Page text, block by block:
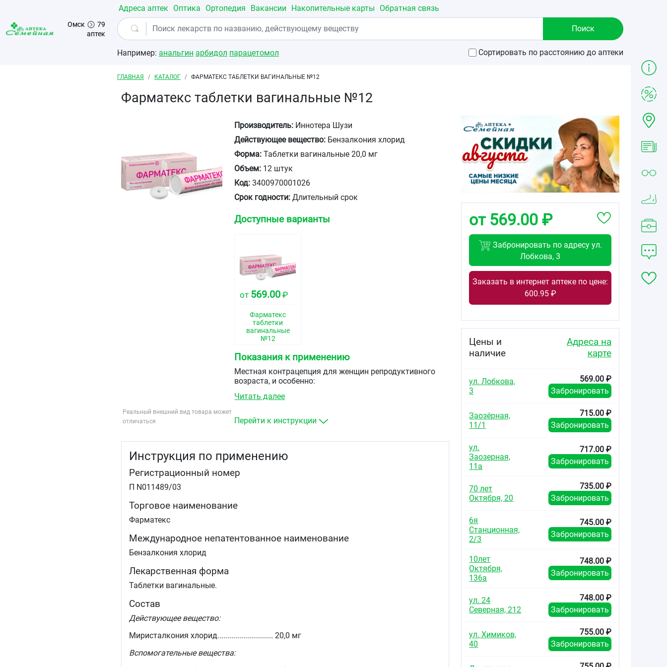
Перейти к основному содержанию
Омск
79
аптек
Адреса аптек Оптика Ортопедия Вакансии Накопительные карты Обратная связь
Например: анальгин арбидол парацетомол Сортировать по расстоянию до аптеки
Строка навигации
ГЛАВНАЯ КАТАЛОГ ФАРМАТЕКС ТАБЛЕТКИ ВАГИНАЛЬНЫЕ №12
Фарматекс таблетки вагинальные №12
Реальный внешний вид товара может
отличаться
Производитель: Иннотера Шузи
Действующее вещество: Бензалкония хлорид
Форма: Таблетки вагинальные 20,0 мг
Объем: 12 штук
Код: 3400970001026
Срок годности: Длительный срок
Доступные варианты
от 569.00 ₽
Фарматекс
таблетки
вагинальные
№12
Показания к применению
Местная контрацепция для женщин репродуктивного
возраста, и особенно:
при наличии противопоказаний к применению
контрацепции
в послеродовом периоде, лактации
нерегулярных половых контактах
внутриматочной спирали.
Читать далее
Перейти к инструкции
Инструкция по применению
Регистрационный номер
П N011489/03
Торговое наименование
Фарматекс
Международное непатентованное наименование
Бензалкония хлорид
Лекарственная форма
Таблетки вагинальные.
Состав
Действующее вещество:
Миристалкония хлорид............................ 20,0 мг
Вспомогательные вещества:
от 569.00 ₽
Забронировать по адресу ул.
Лобкова, 3
Заказать в интернет аптеке по цене:
600.95 ₽
Цены и
наличие
Адреса на
карте
ул. Лобкова,
3
569.00 ₽
Забронировать
Заозёрная,
11/1
715.00 ₽
Забронировать
ул.
Заозерная,
11а
717.00 ₽
Забронировать
70 лет
Октября, 20
735.00 ₽
Забронировать
6я
Станционная,
2/3
745.00 ₽
Забронировать
10лет
Октября,
136а
748.00 ₽
Забронировать
ул. 24
Северная, 212
748.00 ₽
Забронировать
ул. Химиков,
40
755.00 ₽
Забронировать